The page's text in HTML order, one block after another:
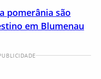
pomerânia são
em Blumenau